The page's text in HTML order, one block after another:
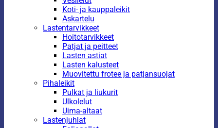
Koti- ja kauppaleikit
Askartelu
Lastentarvikkeet
Hoitotarvikkeet
Patjat ja peitteet
Lasten astiat
Lasten kalusteet
Muovitettu frotee ja patjansuojat
Pihaleikit
Pulkat ja liukurit
Ulkolelut
Uima-altaat
Lastenjuhlat